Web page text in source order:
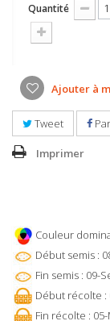
Quantité
Ajouter à
Tweet
Imprimer
Couleur
Début semis :
Fin semis : 09-
Début récolte :
Fin récolte : 05-